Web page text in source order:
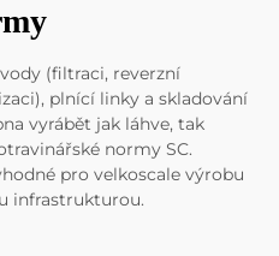
(filtraci, reverzní
plnící linky a skladování
vyrábět jak láhve, tak
normy SC.
pro velkoscale výrobu
infrastrukturou.